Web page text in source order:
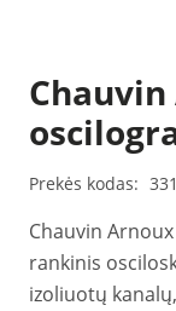
Chauvin
Prekės kodas:
Chauvin
rankinis
izoliuotų